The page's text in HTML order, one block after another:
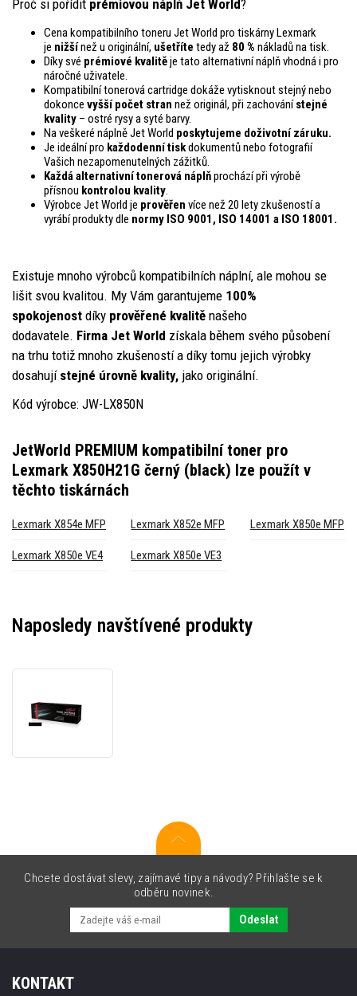
Proč si pořídit prémiovou náplň Jet World?
Cena kompatibilního toneru Jet World pro tiskárny Lexmark
je nižšínež u originální, ušetříte tedy až 80 % nákladů na tisk.
Díky své prémiové kvalitěje tato alternativní náplň vhodná i pro
náročné uživatele.
Kompatibilní tonerová cartridge dokáže vytisknout stejný nebo
dokonce vyšší počet stran než originál, při zachovánístejné
kvality – ostré rysy a syté barvy.
Na veškeré náplně Jet World poskytujeme doživotní záruku.
Je ideální pro každodenní tiskdokumentů nebo fotografií
Vašich nezapomenutelných zážitků.
Každá alternativní tonerová náplňprochází při výrobě
přísnou kontrolou kvality.
Výrobce Jet World je prověřen více než 20 lety zkušeností a
vyrábí produkty dle normy ISO 9001, ISO 14001 a ISO 18001.
Existuje mnoho výrobců kompatibilních náplní, ale mohou se
lišit svou kvalitou. My Vám garantujeme 100%
spokojenost díky prověřené kvalitě našeho
dodavatele. Firma Jet World získala během svého působení
na trhu totiž mnoho zkušeností a díky tomu jejich výrobky
dosahují stejné úrovně kvality, jako originální.
Kód výrobce: JW-LX850N
JetWorld PREMIUM kompatibilní toner pro
Lexmark X850H21G černý (black) lze použít v
těchto tiskárnách
Lexmark X854e MFP Lexmark X852e MFP Lexmark X850e MFP
Lexmark X850e VE4 Lexmark X850e VE3
Naposledy navštívené produkty
pro
Chcete dostávat slevy, zajímavé tipy a návody? Přihlašte se k
odběru novinek.
Odeslat
KONTAKT